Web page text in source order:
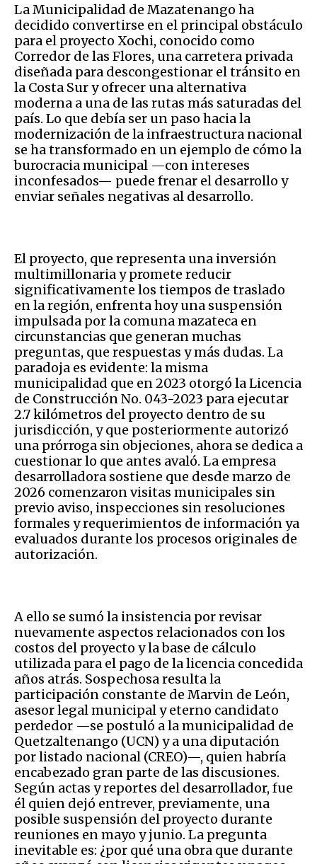
La Municipalidad de Mazatenango ha
decidido convertirse en el principal obstáculo
para el proyecto Xochi, conocido como
Corredor de las Flores, una carretera privada
diseñada para descongestionar el tránsito en
la Costa Sur y ofrecer una alternativa
moderna a una de las rutas más saturadas del
país. Lo que debía ser un paso hacia la
modernización de la infraestructura nacional
se ha transformado en un ejemplo de cómo la
burocracia municipal —con intereses
inconfesados— puede frenar el desarrollo y
enviar señales negativas al desarrollo.
El proyecto, que representa una inversión
multimillonaria y promete reducir
significativamente los tiempos de traslado
en la región, enfrenta hoy una suspensión
impulsada por la comuna mazateca en
circunstancias que generan muchas
preguntas, que respuestas y más dudas. La
paradoja es evidente: la misma
municipalidad que en 2023 otorgó la Licencia
de Construcción No. 043-2023 para ejecutar
2.7 kilómetros del proyecto dentro de su
jurisdicción, y que posteriormente autorizó
una prórroga sin objeciones, ahora se dedica a
cuestionar lo que antes avaló. La empresa
desarrolladora sostiene que desde marzo de
2026 comenzaron visitas municipales sin
previo aviso, inspecciones sin resoluciones
formales y requerimientos de información ya
evaluados durante los procesos originales de
autorización.
A ello se sumó la insistencia por revisar
nuevamente aspectos relacionados con los
costos del proyecto y la base de cálculo
utilizada para el pago de la licencia concedida
años atrás. Sospechosa resulta la
participación constante de Marvin de León,
asesor legal municipal y eterno candidato
perdedor —se postuló a la municipalidad de
Quetzaltenango (UCN) y a una diputación
por listado nacional (CREO)—, quien habría
encabezado gran parte de las discusiones.
Según actas y reportes del desarrollador, fue
él quien dejó entrever, previamente, una
posible suspensión del proyecto durante
reuniones en mayo y junio. La pregunta
inevitable es: ¿por qué una obra que durante